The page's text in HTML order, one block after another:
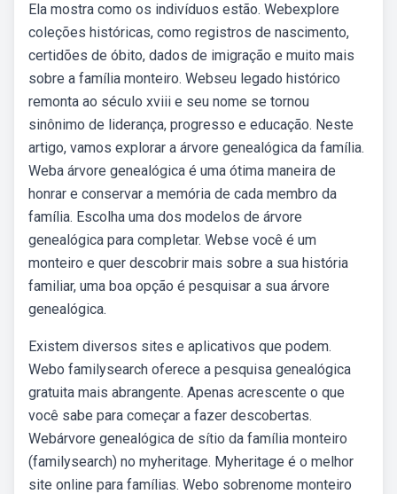
Ela mostra como os indivíduos estão. Webexplore
coleções históricas, como registros de nascimento,
certidões de óbito, dados de imigração e muito mais
sobre a família monteiro. Webseu legado histórico
remonta ao século xviii e seu nome se tornou
sinônimo de liderança, progresso e educação. Neste
artigo, vamos explorar a árvore genealógica da família.
Weba árvore genealógica é uma ótima maneira de
honrar e conservar a memória de cada membro da
família. Escolha uma dos modelos de árvore
genealógica para completar. Webse você é um
monteiro e quer descobrir mais sobre a sua história
familiar, uma boa opção é pesquisar a sua árvore
genealógica.
Existem diversos sites e aplicativos que podem.
Webo familysearch oferece a pesquisa genealógica
gratuita mais abrangente. Apenas acrescente o que
você sabe para começar a fazer descobertas.
Webárvore genealógica de sítio da família monteiro
(familysearch) no myheritage. Myheritage é o melhor
site online para famílias. Webo sobrenome monteiro